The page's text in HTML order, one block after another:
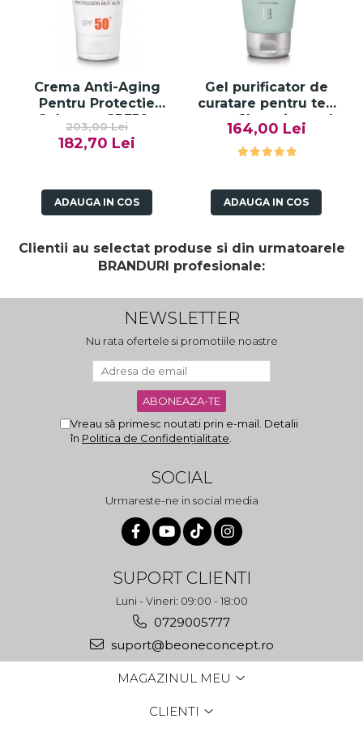
Crema Anti-Aging
Pentru Protectie
Solara cu SPF50+
50ml - Anti -Age Sun
Cream SPF50+ -
203,00 Lei
182,70 Lei
ADAUGA IN COS
Gel purificator de
curatare pentru ten
gras, Cleansing gel
pure solution - 150ml
164,00 Lei
ADAUGA IN COS
Clientii au selectat produse si din urmatoarele
BRANDURI profesionale:
NEWSLETTER
Nu rata ofertele si promotiile noastre
Vreau să primesc noutati prin e-mail. Detalii
în Politica de Confidențialitate
SOCIAL
Urmareste-ne in social media
SUPORT CLIENTI
Luni - Vineri: 09:00 - 18:00
0729005777
suport@beoneconcept.ro
MAGAZINUL MEU
CLIENTI